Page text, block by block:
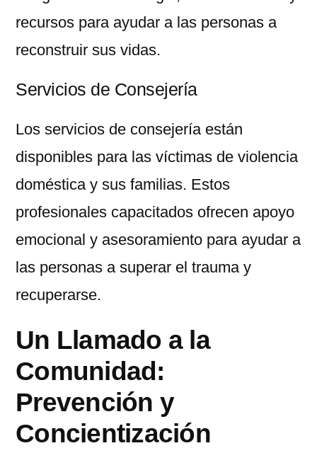
recursos para ayudar a las personas a
reconstruir sus vidas.
Servicios de Consejería
Los servicios de consejería están
disponibles para las víctimas de violencia
doméstica y sus familias. Estos
profesionales capacitados ofrecen apoyo
emocional y asesoramiento para ayudar a
las personas a superar el trauma y
recuperarse.
Un Llamado a la
Comunidad:
Prevención y
Concientización